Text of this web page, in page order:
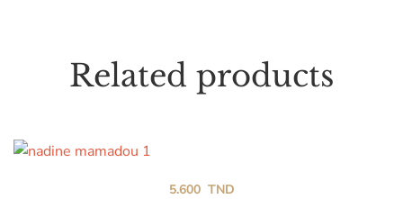
Related products
5.600 TND